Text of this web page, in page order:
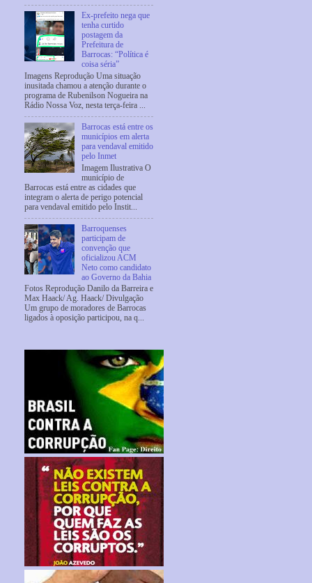
Ex-prefeito nega que
tenha curtido
postagem da
Prefeitura de
Barrocas: “Política é
coisa séria”
Imagens Reprodução Uma situação
inusitada chamou a atenção durante o
programa de Rubenilson Nogueira na
Rádio Nossa Voz, nesta terça-feira ...
Barrocas está entre os
municípios em alerta
para vendaval emitido
pelo Inmet
Imagem Ilustrativa O
município de
Barrocas está entre as cidades que
integram o alerta de perigo potencial
para vendaval emitido pelo Instit...
Barroquenses
participam de
convenção que
oficializou ACM
Neto como candidato
ao Governo da Bahia
Fotos Reprodução Danilo da Barreira e
Max Haack/ Ag. Haack/ Divulgação
Um grupo de moradores de Barrocas
ligados à oposição participou, na q...